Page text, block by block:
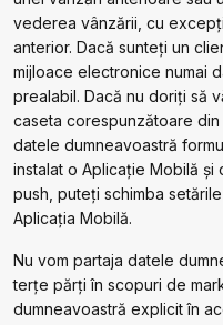
vederea vânzării, cu
anterior. Dacă sunteți un
mijloace electronice numai
prealabil. Dacă nu doriți să
caseta corespunzătoare
datele dumneavoastră
instalat o Aplicație Mobilă și
push, puteți schimba
Aplicația Mobilă.
Nu vom partaja datele
terțe părți în scopuri de
dumneavoastră explicit în